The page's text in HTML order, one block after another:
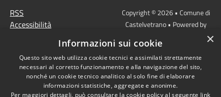
RSS
Accessibilità
Mappa del sito
Link
Protocollo Urbi Smart
Copyright © 2026 • Comune di
Castelvetrano • Powered by
redazione
×
Informazioni sui cookie
Questo sito web utilizza cookie tecnici e assimilati strettamente
necessari al corretto funzionamento e alla navigazione del sito,
nonché un cookie tecnico analitico al solo fine di elaborare
informazioni statistiche, aggregate e anonime.
Per maggiori dettagli, può consultare la cookie policy al seguente link